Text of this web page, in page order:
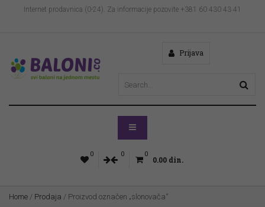
Internet prodavnica (0-24). Za informacije pozovite +381 60 430 43 41
Prijava
0 0 0
0.00 din.
Home / Prodaja / Proizvod označen „slonovača“